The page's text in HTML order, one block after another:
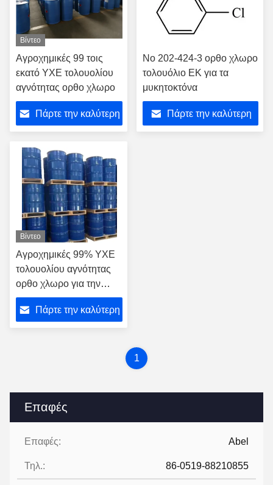
Επαφές
Επαφές: Abel
Τηλ.: 86-0519-88210855
Βίντεο
Αγροχημικές 99 τοις
εκατό ΥΧΕ τολουολίου
αγνότητας ορθο χλωρο
Πάρτε την καλύτερη
Νο 202-424-3 ορθο χλωρο
τολουόλιο ΕΚ για τα
μυκητοκτόνα
Πάρτε την καλύτερη
Βίντεο
Αγροχημικές 99% ΥΧΕ
τολουολίου αγνότητας
ορθο χλωρο για την
οργανική σύνθεση
Πάρτε την καλύτερη
1